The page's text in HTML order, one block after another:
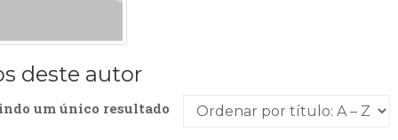
deste autor
um único resultado